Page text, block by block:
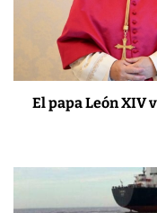
El papa León XIV